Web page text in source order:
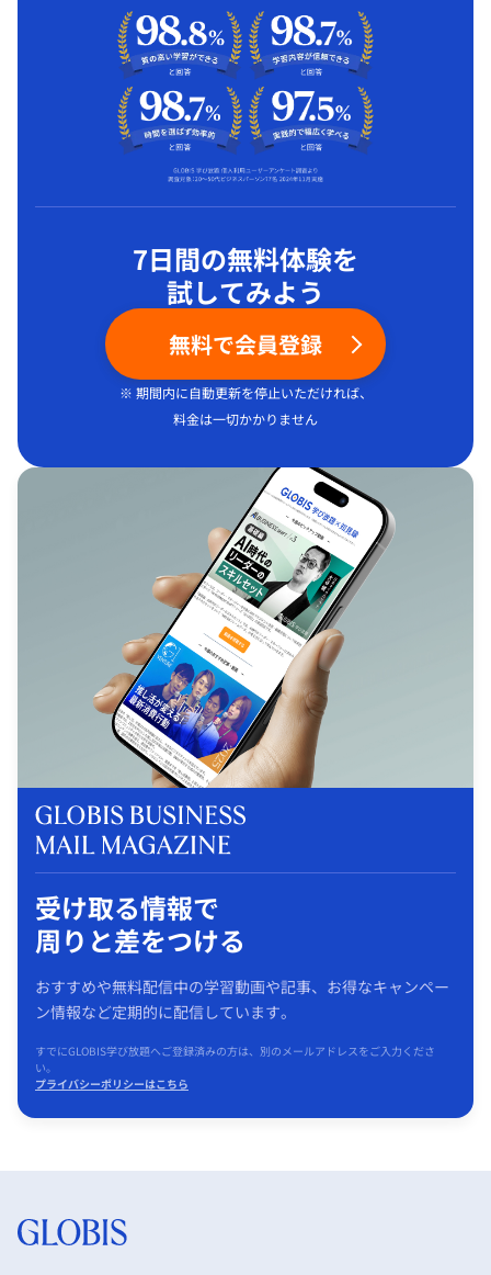
7日間の無料体験を
試してみよう
無料で会員登録
※ 期間内に自動更新を停止いただければ、
料金は一切かかりません
受け取る情報で
周りと差をつける
おすすめや無料配信中の学習動画や記事、お得なキャンペー
ン情報など定期的に配信しています。
すでにGLOBIS学び放題へご登録済みの方は、別のメールアドレスをご入力くださ
い。
プライバシーポリシーはこちら